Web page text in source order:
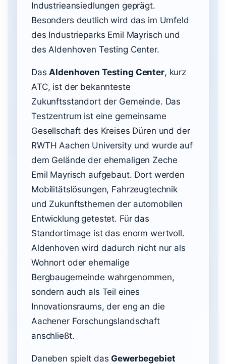
Industrieansiedlungen geprägt.
Besonders deutlich wird das im Umfeld
des Industrieparks Emil Mayrisch und
des Aldenhoven Testing Center.
DasAldenhoven Testing Center, kurz
ATC, ist der bekannteste
Zukunftsstandort der Gemeinde. Das
Testzentrum ist eine gemeinsame
Gesellschaft des Kreises Düren und der
RWTH Aachen University und wurde auf
dem Gelände der ehemaligen Zeche
Emil Mayrisch aufgebaut. Dort werden
Mobilitätslösungen, Fahrzeugtechnik
und Zukunftsthemen der automobilen
Entwicklung getestet. Für das
Standortimage ist das enorm wertvoll.
Aldenhoven wird dadurch nicht nur als
Wohnort oder ehemalige
Bergbaugemeinde wahrgenommen,
sondern auch als Teil eines
Innovationsraums, der eng an die
Aachener Forschungslandschaft
anschließt.
Daneben spielt das Gewerbegebiet